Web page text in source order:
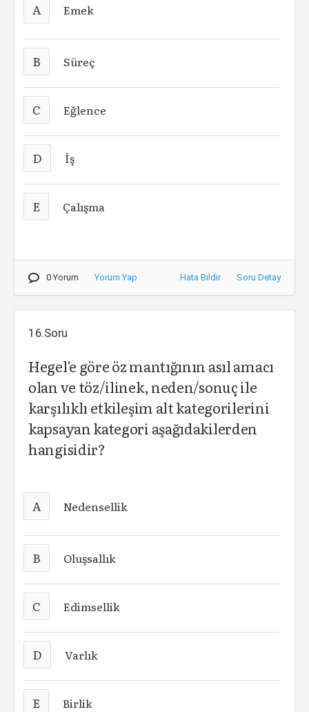
A Emek
B Süreç
C Eğlence
D İş
E Çalışma
0 Yorum Yorum Yap Hata Bildir Soru Detay
16.Soru
Hegel'e göre öz mantığının asıl amacı
olan ve töz/ilinek, neden/sonuç ile
karşılıklı etkileşim alt kategorilerini
kapsayan kategori aşağıdakilerden
hangisidir?
A Nedensellik
B Oluşsallık
C Edimsellik
D Varlık
E Birlik